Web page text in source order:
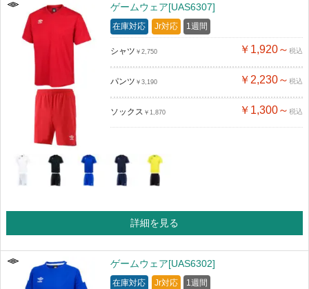
ゲームウェア[UAS6307]
在庫対応 Jr対応 1週間
シャツ ￥2,750 ￥1,920～ 税込
パンツ ￥3,190 ￥2,230～ 税込
ソックス ￥1,870 ￥1,300～ 税込
詳細を見る
ゲームウェア[UAS6302]
在庫対応 Jr対応 1週間